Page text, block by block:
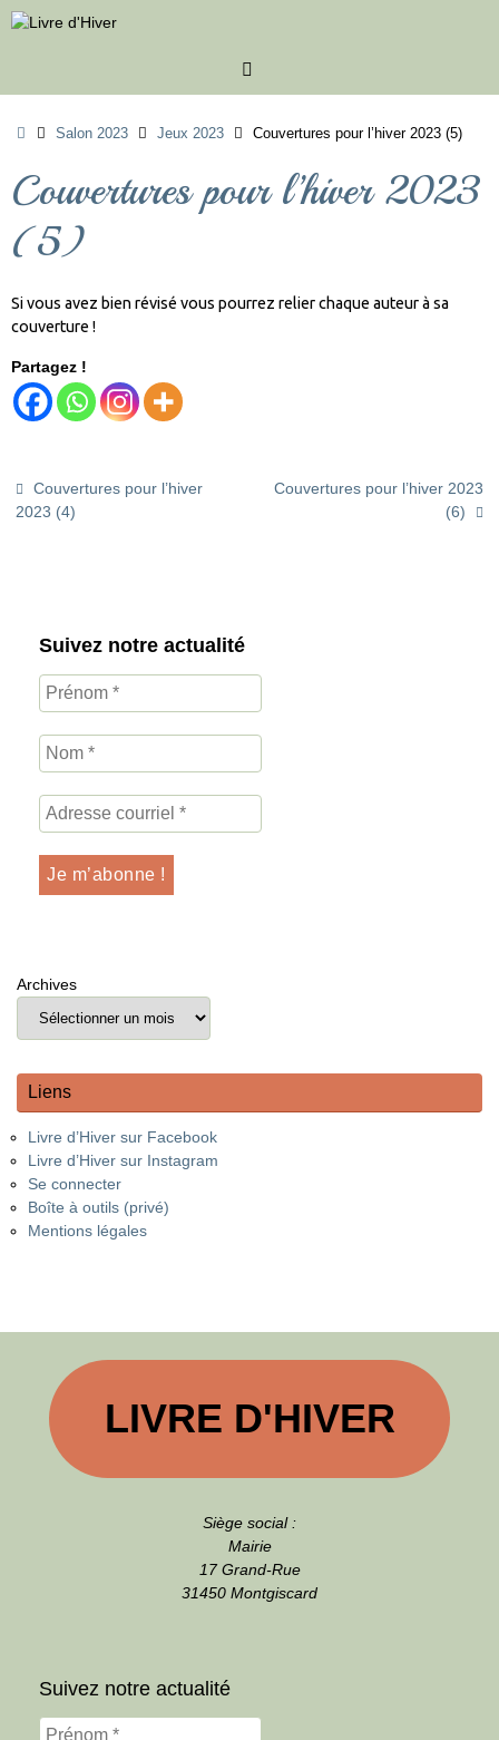
Passer
au
AccueilSalon 2023 Jeux 2023 Couvertures pour l’hiver 2023 (5)
Couvertures pour l’hiver 2023
(5)
Si vous avez bien révisé vous pourrez relier chaque auteur à sa
couverture !
Partagez !
Couvertures pour l’hiver
2023 (4)
Couvertures pour l’hiver 2023
(6)
Suivez notre actualité
Archives
Liens
Livre d’Hiver sur Facebook
Livre d’Hiver sur Instagram
Se connecter
Boîte à outils (privé)
Mentions légales
LIVRE D'HIVER
Siège social :
Mairie
17 Grand-Rue
31450 Montgiscard
Suivez notre actualité